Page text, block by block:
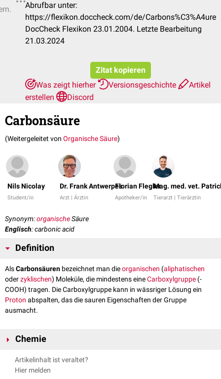
Abrufbar unter:
https://flexikon.doccheck.com/de/Carbons%C3%A4ure
DocCheck Flexikon 23.01.2004. Letzte Bearbeitung
21.03.2024
Zitat kopieren
Was zeigt hierher
Versionsgeschichte
Artikel
erstellen
Discord
Carbonsäure
(Weitergeleitet von Organische Säure)
Nils Nicolay
Student/in
Dr. Frank Antwerpes
Arzt | Ärztin
Florian Flegler
Apotheker/in
Mag. med. vet.
Tierarzt | Tierärztin
Synonym:organischeSäure
Englisch: carbonic acid
Definition
AlsCarbonsäuren bezeichnet man dieorganischen (aliphatischen
oderzyklischen) Moleküle, die mindestens eineCarboxylgruppe (-
COOH) tragen. Die Carboxylgruppe kann in wässriger Lösung ein
Proton abspalten, das die sauren Eigenschaften der Gruppe
ausmacht.
Chemie
Carbonsäuren kann man durch
herstellen. Formal liegt einer solchen Umwandlung eine
Artikelinhalt ist veraltet?
Hier melden